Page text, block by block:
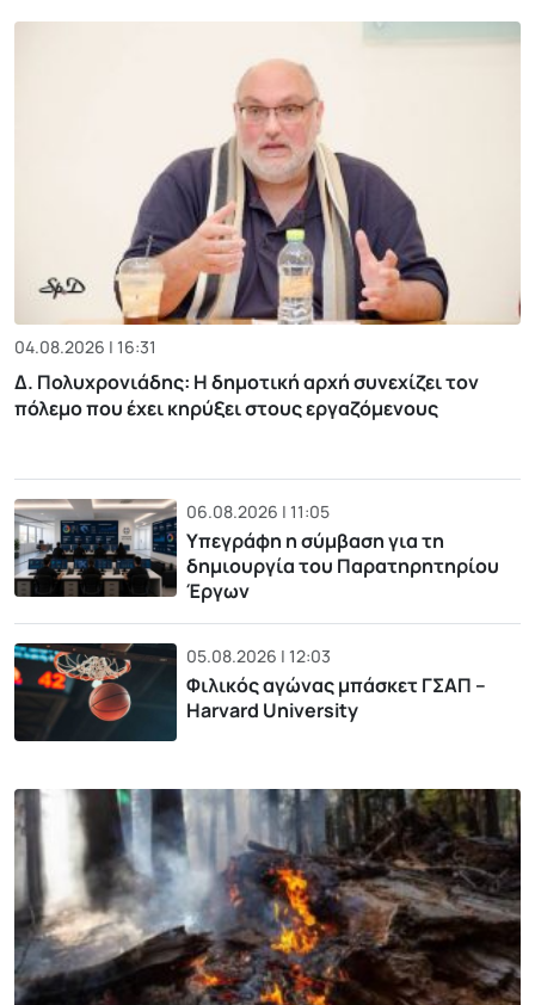
04.08.2026 | 16:31
Δ. Πολυχρονιάδης: Η δημοτική αρχή συνεχίζει τον
πόλεμο που έχει κηρύξει στους εργαζόμενους
06.08.2026 | 11:05
Υπεγράφη η σύμβαση για τη
δημιουργία του Παρατηρητηρίου
Έργων
05.08.2026 | 12:03
Φιλικός αγώνας μπάσκετ ΓΣΑΠ –
Harvard University